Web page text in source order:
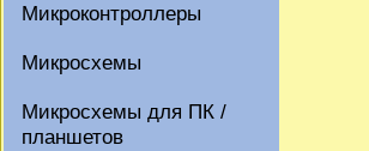
Микроконтроллеры
Микросхемы
Микросхемы для ПК /
планшетов